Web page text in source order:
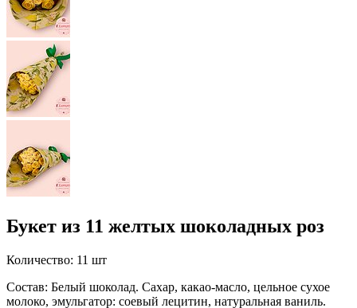
Букет из 11 желтых шоколадных роз
Количество: 11 шт
Состав: Белый шоколад. Сахар, какао-масло, цельное сухое
молоко, эмульгатор: соевый лецитин, натуральная ваниль.